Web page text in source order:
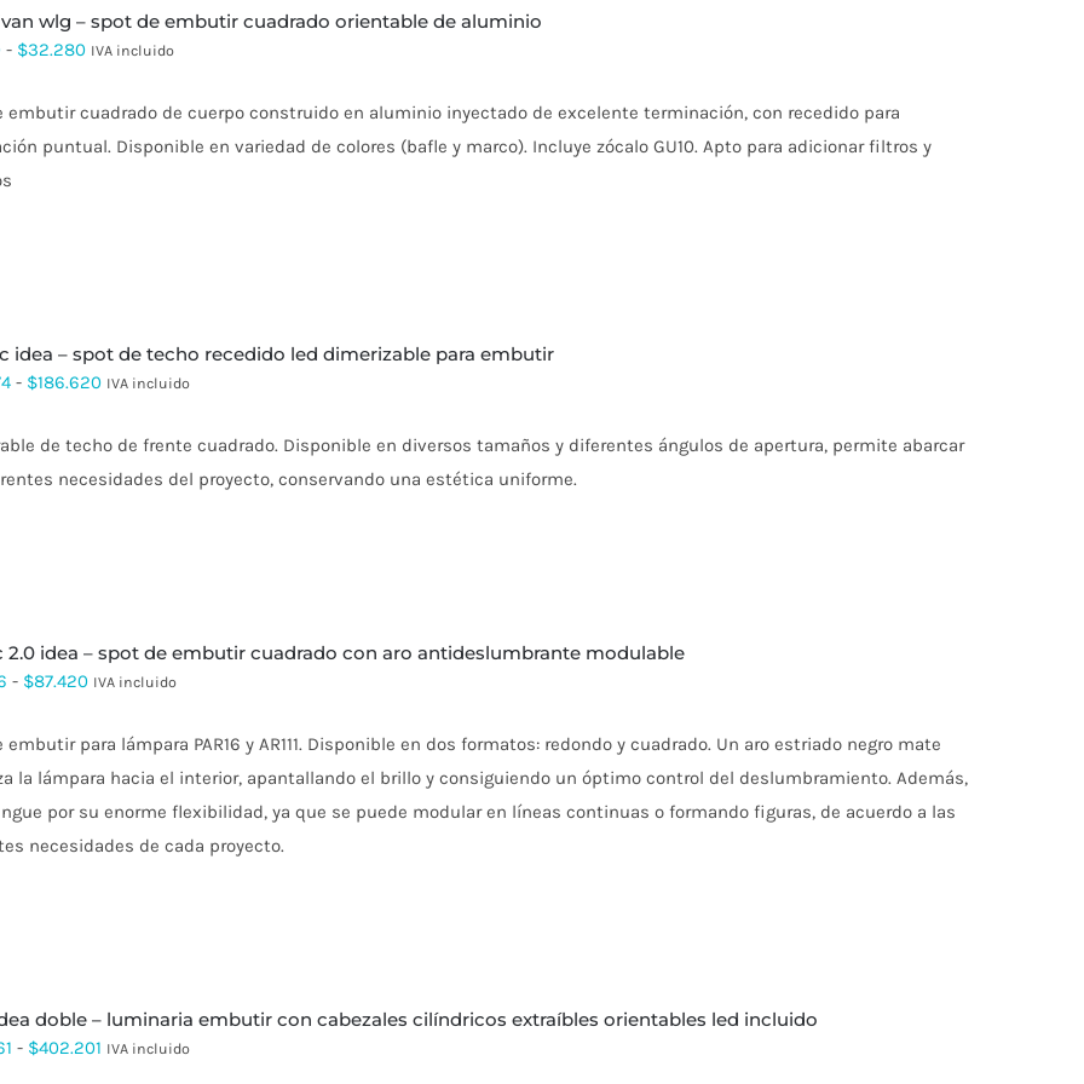
wlg – spot de embutir cuadrado orientable de aluminio
- $32.280Rango
precios:
desde
IVA incluido
embutir cuadrado de cuerpo construido en aluminio inyectado de excelente terminación, con recedido para
puntual. Disponible en variedad de colores (bafle y marco). Incluye zócalo GU10. Apto para adicionar filtros y
idea – spot de techo recedido led dimerizable para embutir
- $186.620Rango
precios:
desde
IVA incluido
de techo de frente cuadrado. Disponible en diversos tamaños y diferentes ángulos de apertura, permite abarcar
necesidades del proyecto, conservando una estética uniforme.
2.0 idea – spot de embutir cuadrado con aro antideslumbrante modulable
- $87.420Rango
precios:
desde
$48.236
hasta
IVA incluido
embutir para lámpara PAR16 y AR111. Disponible en dos formatos: redondo y cuadrado. Un aro estriado negro mate
la lámpara hacia el interior, apantallando el brillo y consiguiendo un óptimo control del deslumbramiento. Además,
por su enorme flexibilidad, ya que se puede modular en líneas continuas o formando figuras, de acuerdo a las
necesidades de cada proyecto.
doble – luminaria embutir con cabezales cilíndricos extraíbles orientables led incluido
- $402.201 Rango
IVA incluido